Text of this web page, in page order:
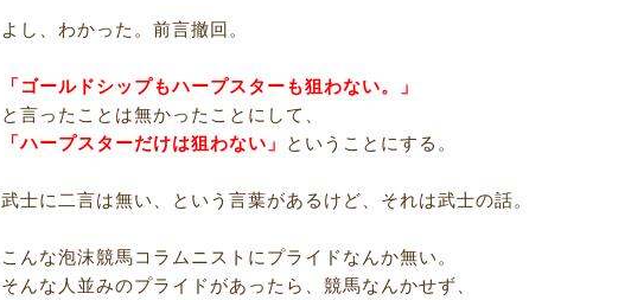
よし、わかった。前言撤回。
「ゴールドシップもハープスターも狙わない。」
と言ったことは無かったことにして、
「ハープスターだけは狙わない」
ということにする。
武士に二言は無い、という言葉があるけど、それは武士の話。
こんな泡沫競馬コラムニストにプライドなんか無い。
そんな人並みのプライドがあったら、競馬なんかせず、